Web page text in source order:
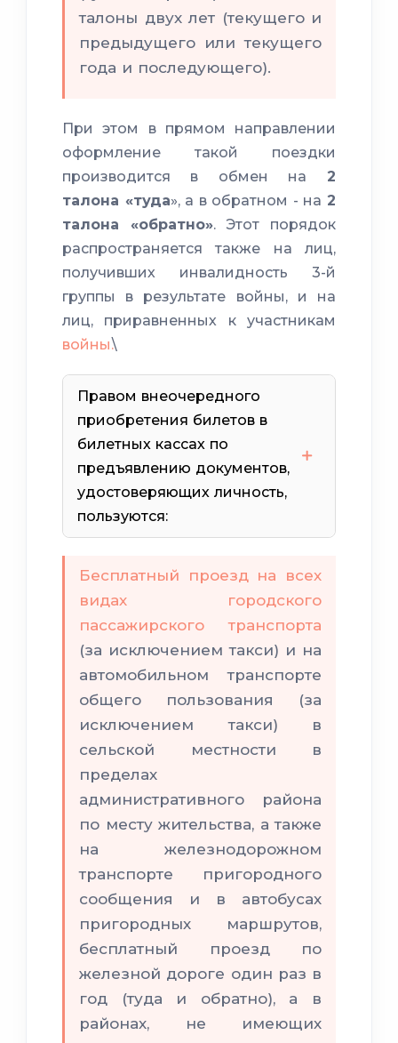
талоны двух лет (текущего и
предыдущего или текущего
года и последующего).
При этом в прямом направлении
оформление такой поездки
производится в обмен на 2
талона «туда», а в обратном - на 2
талона «обратно». Этот порядок
распространяется также на лиц,
получивших инвалидность 3-й
группы в результате войны, и на
лиц, приравненных к участникам
войны.\
Правом внеочередного
приобретения билетов в
билетных кассах по
предъявлению документов,
удостоверяющих личность,
пользуются:
Бесплатный проезд на всех
видах городского
пассажирского транспорта
(за исключением такси) и на
автомобильном транспорте
общего пользования (за
исключением такси) в
сельской местности в
пределах
административного района
по месту жительства, а также
на железнодорожном
транспорте пригородного
сообщения и в автобусах
пригородных маршрутов,
бесплатный проезд по
железной дороге один раз в
год (туда и обратно), а в
районах, не имеющих